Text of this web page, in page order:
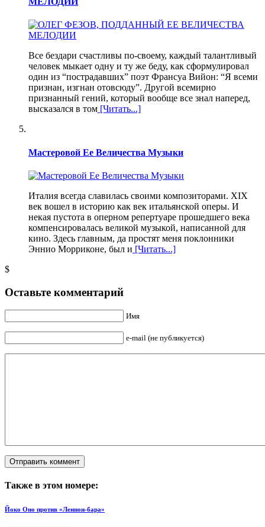
Все бездари счастливы по-своему, каждый талантливый
человек мыкает одну и ту же беду, как сформулировал
один из “пострадавших” поэт Франсуа Вийон: “Я всеми
признан, изгнан отовсюду”. Другой всемирно
признанный гений, который вообще все знал наперед,
высказался в том [Читать...]
Мастеровой Ее Величества Музыки
Италия всегда славилась своими композиторами. XIX
век вошел в историю как век итальянской оперы. И
некая пустота в оперном репертуаре прошедшего века
компенсировалась великой музыкой, написанной для
кино. Здесь главным, да простят меня поклонники
Эннио Морриконе, был и [Читать...]
$
Оставьте комментарий
Имя
e-mail (не публикуется)
Также в этом номере:
Йоко Оно против «Леннон-бара»